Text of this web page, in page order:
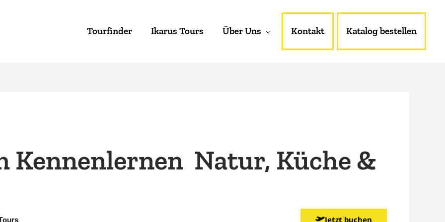
Tourfinder Ikarus Tours Über Uns Kontakt Katalog bestellen
 Natur, Küche &
Jetzt buchen